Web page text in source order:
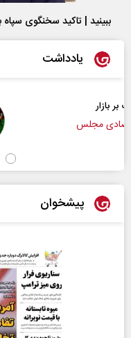
ببینید | تاکید سخنگوی
یادداشت
غروب
عیسی‌نیا
پیشخوان